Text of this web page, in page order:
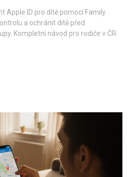
Apple ID pro dítě pomocí Family
a ochránit dítě před
Kompletní návod pro rodiče v ČR.